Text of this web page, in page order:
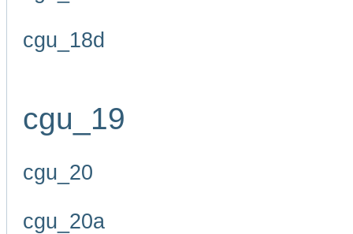
cgu_18d
cgu_19
cgu_20
cgu_20a